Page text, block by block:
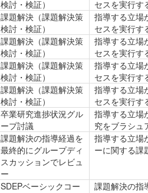
検討・検証）
セスを実行す
課題解決（課題解決策
検討・検証）
指導する立場
セスを実行す
課題解決（課題解決策
検討・検証）
指導する立場
セスを実行す
課題解決（課題解決策
検討・検証）
指導する立場
セスを実行す
課題解決（課題解決策
検討・検証）
指導する立場
セスを実行す
卒業研究進捗状況グル
ープ討議
指導する立場
究をブラシュ
課題解決の指導経過を
最終的にグループディ
スカッションでレビュ
ー
指導する立場
ーに関する課
SDEPベーシックコー
課題解決の指